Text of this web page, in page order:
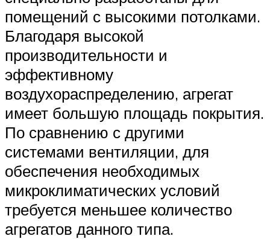
помещений с высокими потолками.
Благодаря высокой
производительности и
эффективному
воздухораспределению, агрегат
имеет большую площадь покрытия.
По сравнению с другими
системами вентиляции, для
обеспечения необходимых
микроклиматических условий
требуется меньшее количество
агрегатов данного типа.